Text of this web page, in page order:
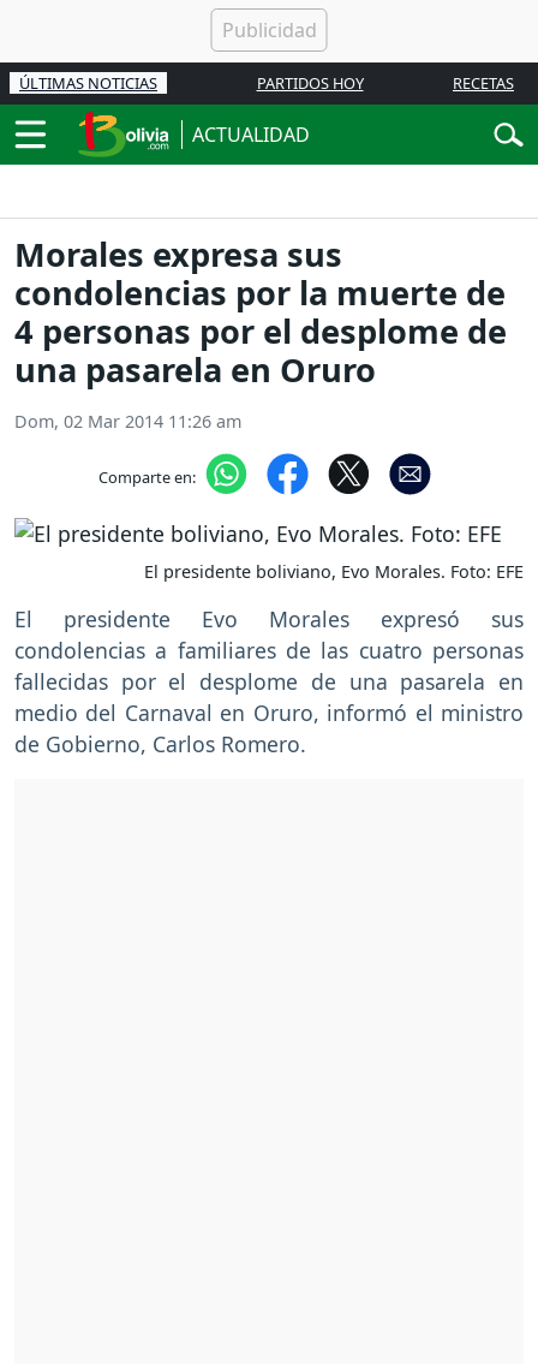
ÚLTIMAS NOTICIAS PARTIDOS HOY RECETAS
ACTUALIDAD
Morales expresa sus
condolencias por la muerte de
4 personas por el desplome de
una pasarela en Oruro
Dom, 02 Mar 2014 11:26 am
Comparte en:
El presidente boliviano, Evo Morales. Foto: EFE
El presidente Evo Morales expresó sus
condolencias a familiares de las cuatro personas
fallecidas por el desplome de una pasarela en
medio del Carnaval en Oruro, informó el ministro
de Gobierno, Carlos Romero.